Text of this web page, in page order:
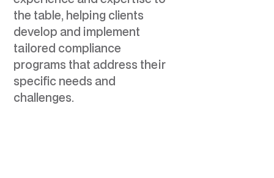
the table, helping clients
develop and implement
tailored compliance
programs that address their
specific needs and
challenges.